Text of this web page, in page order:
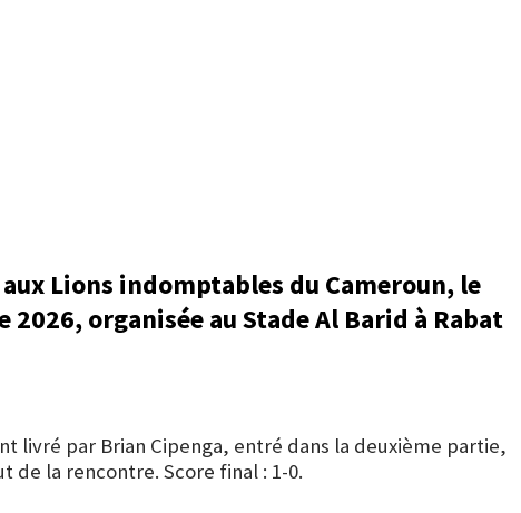
Lions indomptables du Cameroun, le
organisée au Stade Al Barid à Rabat
livré par Brian Cipenga, entré dans la deuxième partie,
de la rencontre. Score final : 1-0.